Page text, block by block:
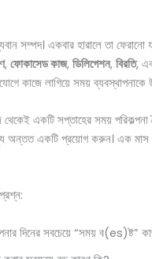
সম্পদ। একবার হারালে তা ফেরানো
,ফোকাসেড কাজ,ডিলিগেশন,বিরতি,
কাজে লাগিয়ে সময় ব্যবস্থাপনাকে
একটি সপ্তাহের সময় পরিকল্পনা
অন্তত একটি প্রয়োগ করুন। এক মাস
দিনের সবচেয়ে “সময় ব(es)ষ্ট”